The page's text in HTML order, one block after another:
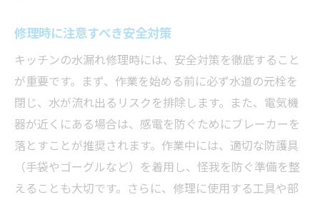
修理時に注意すべき安全対策
キッチンの水漏れ修理時には、安全対策を徹底すること
が重要です。まず、作業を始める前に必ず水道の元栓を
閉じ、水が流れ出るリスクを排除します。また、電気機
器が近くにある場合は、感電を防ぐためにブレーカーを
落とすことが推奨されます。作業中には、適切な防護具
（手袋やゴーグルなど）を着用し、怪我を防ぐ準備を整
えることも大切です。さらに、修理に使用する工具や部